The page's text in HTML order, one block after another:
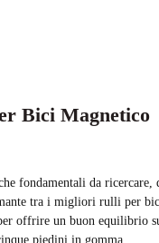
Bici Magnetico
fondamentali da ricercare,
tra i migliori rulli per
offrire un buon equilibrio
piedini in gomma.